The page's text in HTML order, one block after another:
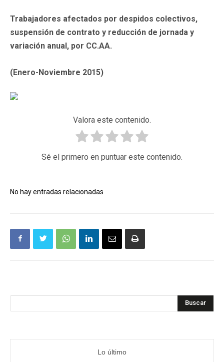
Trabajadores afectados por despidos colectivos,
suspensión de contrato y reducción de jornada y
variación anual, por CC.AA.
(Enero-Noviembre 2015)
Valora este contenido.
Sé el primero en puntuar este contenido.
No hay entradas relacionadas
Buscar
Lo último